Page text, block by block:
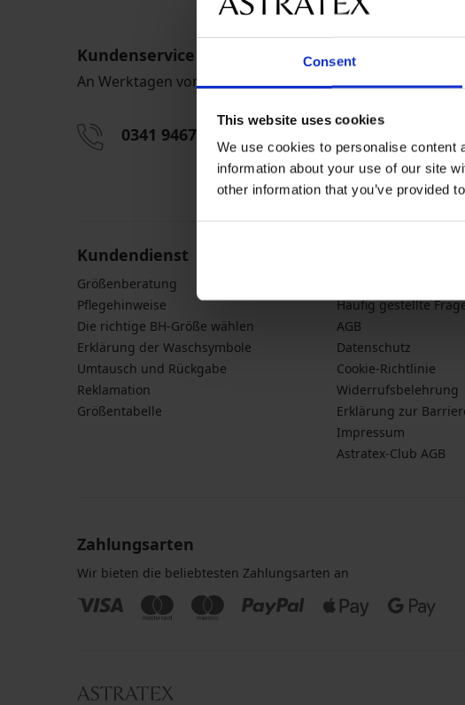
Consent
This website uses cookies
We use cookies to personalise content
information about your use of our site
other information that you’ve provided
Kundenservice
An Werktagen von 08:00 bis 16:00 Uhr
0341 9467 95 60
Durch das Eingeben einer E-Mail-Adresse stimmen Sie der
personenbezogener Daten gemäß den Bedingungen zum Schutz
Kundendienst
Größenberatung
Pflegehinweise
Die richtige BH-Größe wählen
Erklärung der Waschsymbole
Umtausch und Rückgabe
Reklamation
Größentabelle
Häufig gestellte
AGB
Datenschutz
Cookie-Richtlinie
Widerrufsbelehrung
Erklärung zur
Impressum
Astratex-Club AGB
Zahlungsarten
Wir bieten die beliebtesten Zahlungsarten an